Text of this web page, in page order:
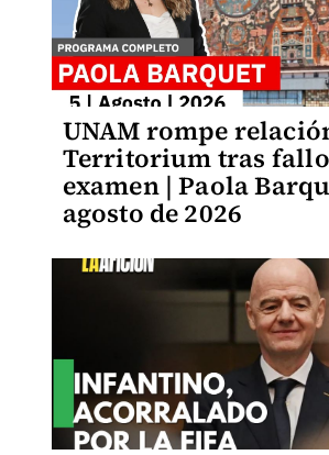
UNAM rompe
Territorium tras fallo
examen | Paola
agosto de 2026